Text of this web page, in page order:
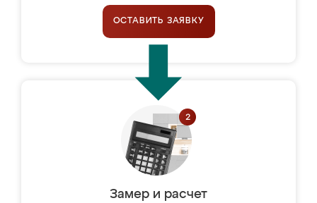
ОСТАВИТЬ ЗАЯВКУ
Замер и расчет